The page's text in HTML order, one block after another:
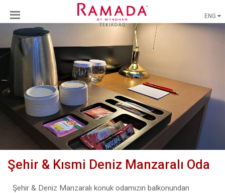
ENG
Şehir & Kısmi Deniz Manzaralı Oda
Şehir & Deniz Manzaralı konuk odamızın balkonundan